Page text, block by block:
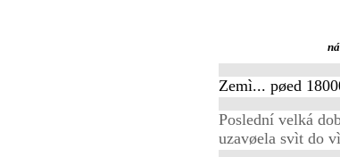
Zemì... pøed
Poslední velká
uzavøela svìt do